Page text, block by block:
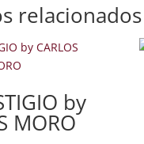
relacionados
by
MORO